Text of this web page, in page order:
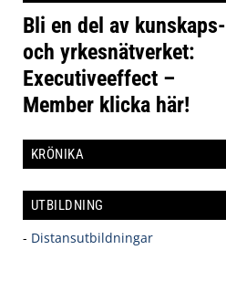
Bli en del av kunskaps-
och yrkesnätverket:
Executiveeffect –
Member klicka här!
KRÖNIKA
UTBILDNING
- Distansutbildningar